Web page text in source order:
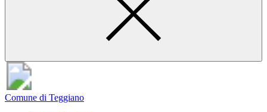
Comune di Teggiano